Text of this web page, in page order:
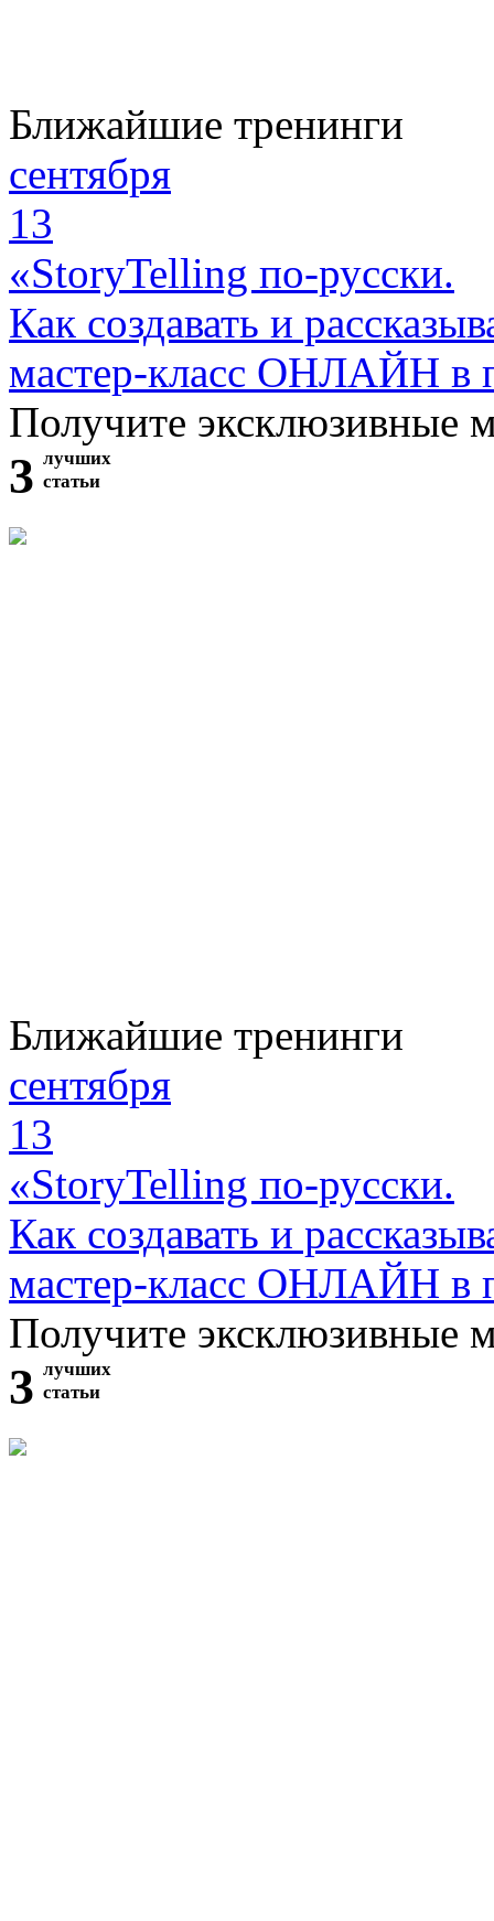
Ближайшие тренинги
сентября
13
«StoryTelling по-русски.
Как создавать и
мастер-класс ОНЛАЙН в
Получите эксклюзивные
3 лучших
статьи
Ближайшие тренинги
сентября
13
«StoryTelling по-русски.
Как создавать и
мастер-класс ОНЛАЙН в
Получите эксклюзивные
3 лучших
статьи